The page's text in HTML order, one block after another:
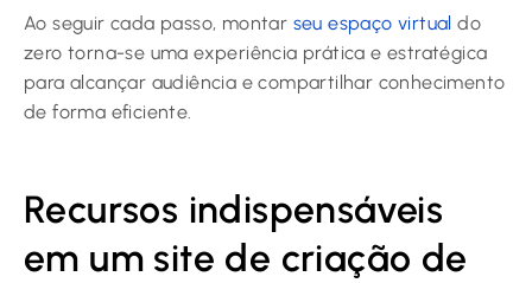
Ao seguir cada passo, montar seu espaço virtual do
zero torna-se uma experiência prática e estratégica
para alcançar audiência e compartilhar conhecimento
de forma eficiente.
Recursos indispensáveis
em um site de criação de